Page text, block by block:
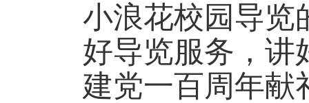
小浪花校园导览
好导览服务，讲
建党一百周年献